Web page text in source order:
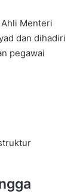
Menteri
dan dihadiri
pegawai